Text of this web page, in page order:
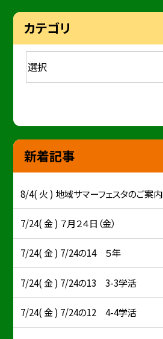
カテゴリ
新着記事
8/4( 火 ) 地域サマーフェスタのご案内
7/24( 金 ) ７月２４日（金）
7/24( 金 ) 7/24の14 ５年
7/24( 金 ) 7/24の13 3-3学活
7/24( 金 ) 7/24の12 4-4学活